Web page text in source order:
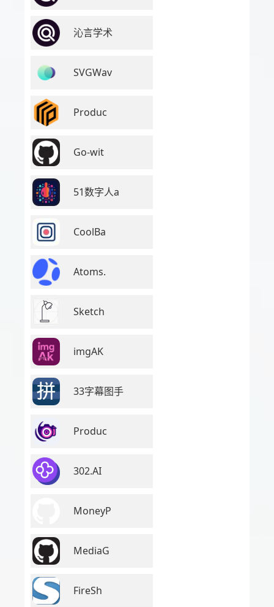
沁言学术
SVGWav
Produc
Go-wit
51数字人a
CoolBa
Atoms.
Sketch
imgAK
33字幕图手
Produc
302.AI
MoneyP
MediaG
FireSh